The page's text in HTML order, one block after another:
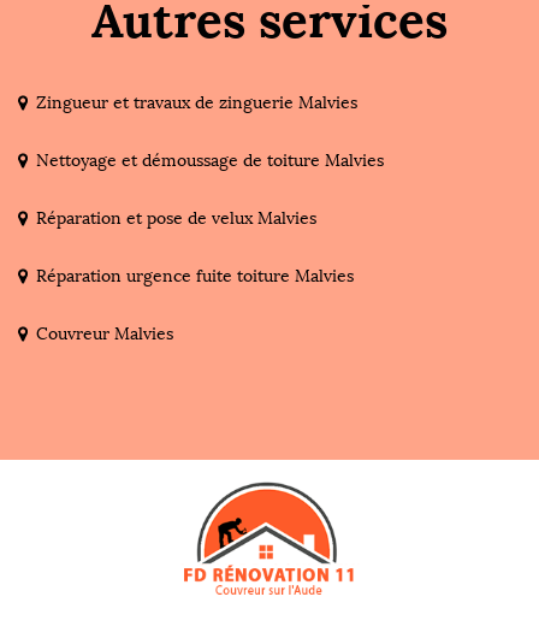
Autres services
Zingueur et travaux de zinguerie Malvies
Nettoyage et démoussage de toiture Malvies
Réparation et pose de velux Malvies
Réparation urgence fuite toiture Malvies
Couvreur Malvies